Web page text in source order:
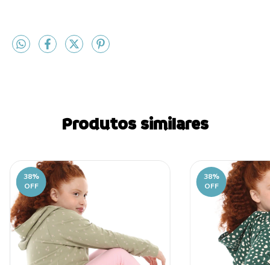
Produtos similares
38%
OFF
38%
OFF